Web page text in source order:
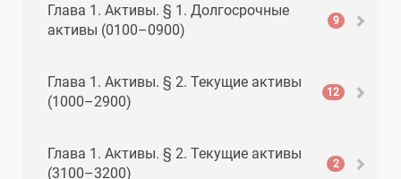
Глава 1. Активы. § 1. Долгосрочные
активы (0100–0900)
9
Глава 1. Активы. § 2. Текущие активы
(1000–2900)
12
Глава 1. Активы. § 2. Текущие активы
(3100–3200)
2